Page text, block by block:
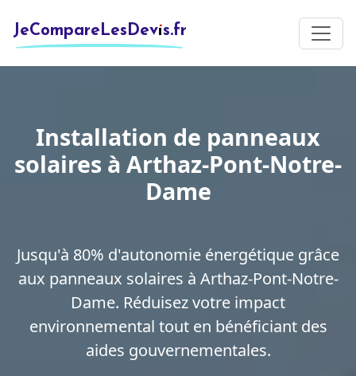
JeCompareLesDevis.fr
Installation de panneaux
solaires à Arthaz-Pont-Notre-
Dame
Jusqu'à 80% d'autonomie énergétique grâce
aux panneaux solaires à Arthaz-Pont-Notre-
Dame. Réduisez votre impact
environnemental tout en bénéficiant des
aides gouvernementales.